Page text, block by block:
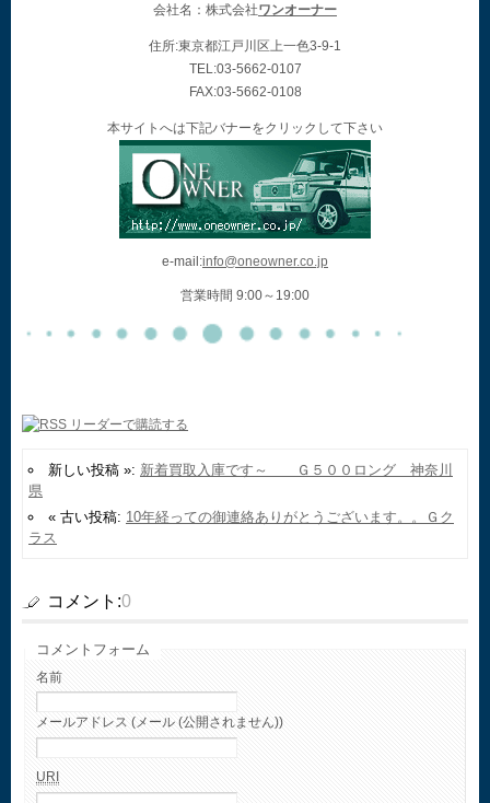
会社名：株式会社ワンオーナー
住所:東京都江戸川区上一色3-9-1
TEL:03-5662-0107
FAX:03-5662-0108
本サイトへは下記バナーをクリックして下さい
e-mail:info@oneowner.co.jp
営業時間 9:00～19:00
新しい投稿 »: 新着買取入庫です～ Ｇ５００ロング 神奈川
県
« 古い投稿: 10年経っての御連絡ありがとうございます。。Ｇク
ラス
コメント:0
コメントフォーム
名前
メールアドレス (メール (公開されません))
URI